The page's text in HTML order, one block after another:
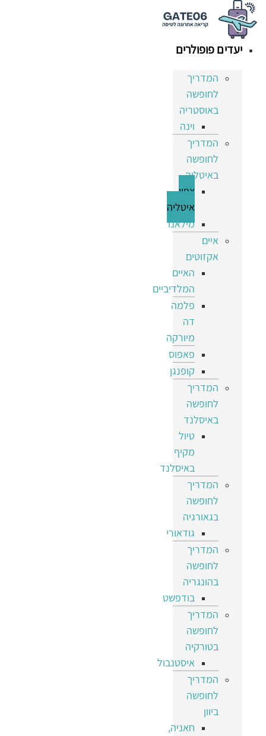
דלג
לתוכן
יעדים פופולרים
המדריך
לחופשה
באוסטריה
וינה
המדריך
לחופשה
באיטליה
צפון
איטליה
מילאנו
איים
אקזוטים
האיים
המלדיביים
פלמה
דה
מיורקה
פאפוס
קופנגן
המדריך
לחופשה
באיסלנד
טיול
מקיף
באיסלנד
המדריך
לחופשה
בגאורגיה
גודאורי
המדריך
לחופשה
בהונגריה
בודפשט
המדריך
לחופשה
בטורקיה
איסטנבול
המדריך
לחופשה
ביוון
חאניה,